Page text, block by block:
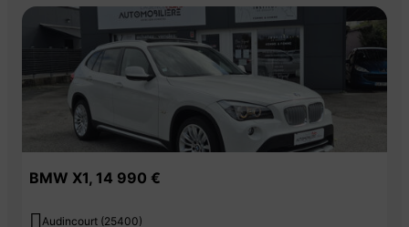
Couleur
Puissance réelle
150
BMW X1, 14 990 €
 Audincourt (25400)